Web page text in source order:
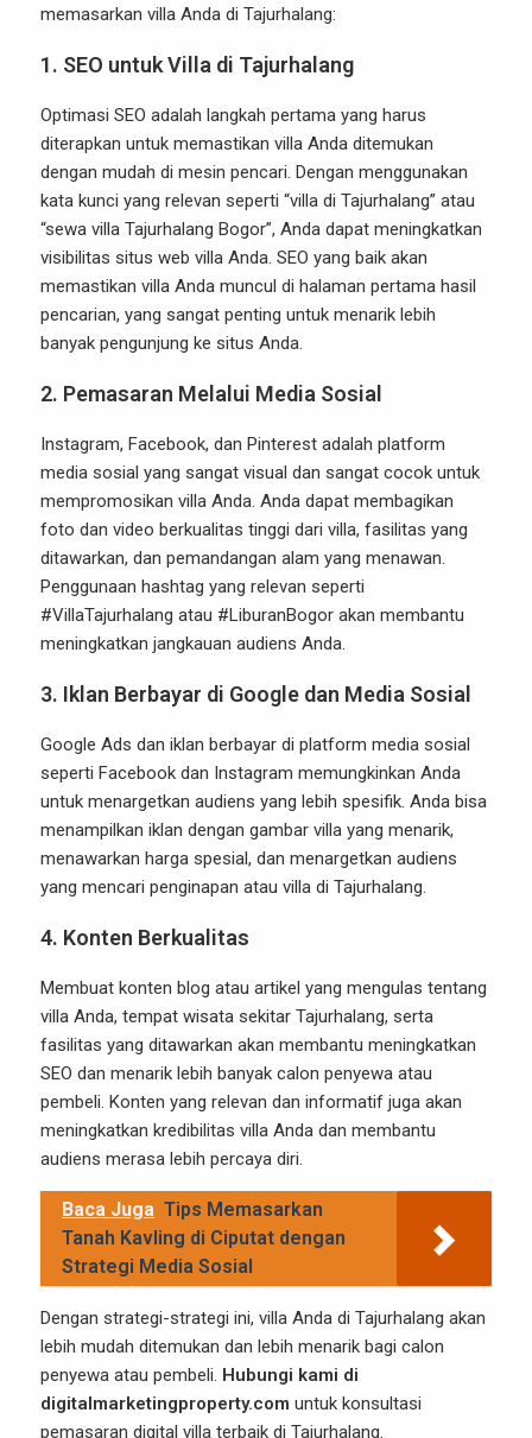
memasarkan villa Anda di Tajurhalang:
1. SEO untuk Villa di Tajurhalang
Optimasi SEO adalah langkah pertama yang harus
diterapkan untuk memastikan villa Anda ditemukan
dengan mudah di mesin pencari. Dengan menggunakan
kata kunci yang relevan seperti “villa di Tajurhalang” atau
“sewa villa Tajurhalang Bogor”, Anda dapat meningkatkan
visibilitas situs web villa Anda. SEO yang baik akan
memastikan villa Anda muncul di halaman pertama hasil
pencarian, yang sangat penting untuk menarik lebih
banyak pengunjung ke situs Anda.
2. Pemasaran Melalui Media Sosial
Instagram, Facebook, dan Pinterest adalah platform
media sosial yang sangat visual dan sangat cocok untuk
mempromosikan villa Anda. Anda dapat membagikan
foto dan video berkualitas tinggi dari villa, fasilitas yang
ditawarkan, dan pemandangan alam yang menawan.
Penggunaan hashtag yang relevan seperti
#VillaTajurhalang atau #LiburanBogor akan membantu
meningkatkan jangkauan audiens Anda.
3. Iklan Berbayar di Google dan Media Sosial
Google Ads dan iklan berbayar di platform media sosial
seperti Facebook dan Instagram memungkinkan Anda
untuk menargetkan audiens yang lebih spesifik. Anda bisa
menampilkan iklan dengan gambar villa yang menarik,
menawarkan harga spesial, dan menargetkan audiens
yang mencari penginapan atau villa di Tajurhalang.
4. Konten Berkualitas
Membuat konten blog atau artikel yang mengulas tentang
villa Anda, tempat wisata sekitar Tajurhalang, serta
fasilitas yang ditawarkan akan membantu meningkatkan
SEO dan menarik lebih banyak calon penyewa atau
pembeli. Konten yang relevan dan informatif juga akan
meningkatkan kredibilitas villa Anda dan membantu
audiens merasa lebih percaya diri.
Baca Juga Tips Memasarkan
Tanah Kavling di Ciputat dengan
Strategi Media Sosial
Dengan strategi-strategi ini, villa Anda di Tajurhalang akan
lebih mudah ditemukan dan lebih menarik bagi calon
penyewa atau pembeli. Hubungi kami di
digitalmarketingproperty.com untuk konsultasi
pemasaran digital villa terbaik di Tajurhalang.